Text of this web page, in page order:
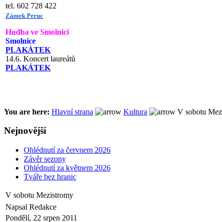
tel. 602 728 422
Zámek Peruc
Hudba ve Smolnici
Smolnice
PLAKÁTEK
14.6. Koncert laureátů
PLAKÁTEK
You are here: Hlavní strana Kultura V sobotu
Nejnovější
Ohlédnutí za červnem 2026
Závěr sezony
Ohlédnutí za květnem 2026
Tváře bez hranic
V sobotu Mezistromy
Napsal Redakce
Pondělí, 22 srpen 2011